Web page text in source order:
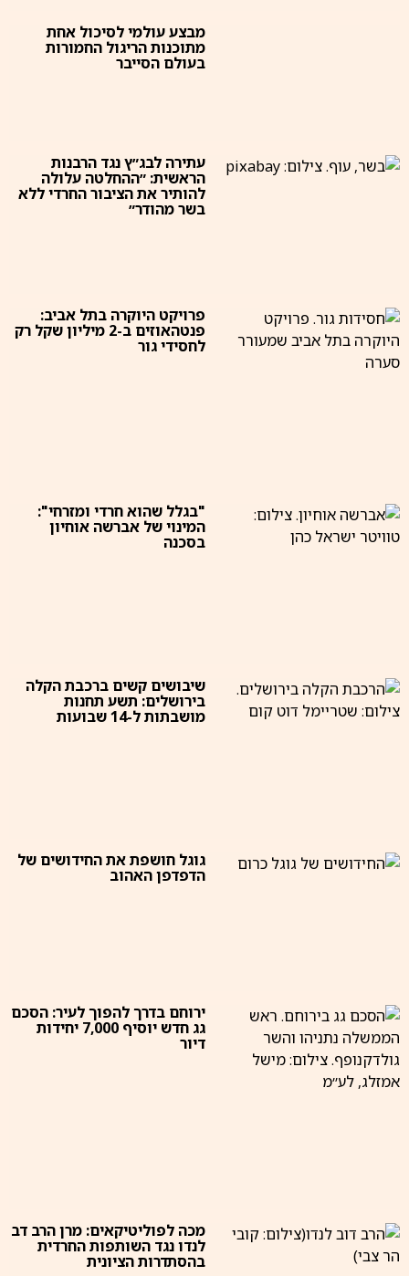
מבצע עולמי לסיכול אחת
מתוכנות הריגול החמורות
בעולם הסייבר
עתירה לבג״ץ נגד הרבנות
הראשית: ״ההחלטה עלולה
להותיר את הציבור החרדי ללא
בשר מהודר״
פרויקט היוקרה בתל אביב:
פנטהאוזים ב-2 מיליון שקל רק
לחסידי גור
"בגלל שהוא חרדי ומזרחי":
המינוי של אברשה אוחיון
בסכנה
שיבושים קשים ברכבת הקלה
בירושלים: תשע תחנות
מושבתות ל-14 שבועות
גוגל חושפת את החידושים של
הדפדפן האהוב
ירוחם בדרך להפוך לעיר: הסכם
גג חדש יוסיף 7,000 יחידות
דיור
מכה לפוליטיקאים: מרן הרב דב
לנדו נגד השותפות החרדית
בהסתדרות הציונית